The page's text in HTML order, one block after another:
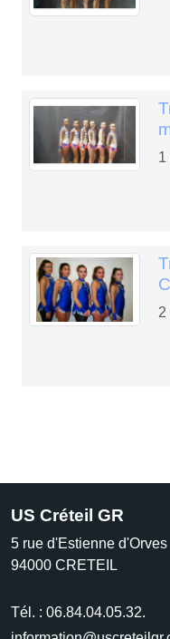
1
2
US Créteil GR
5 rue d'Estienne d'Orves
94000 CRETEIL
Tél. : 06.84.04.05.32.